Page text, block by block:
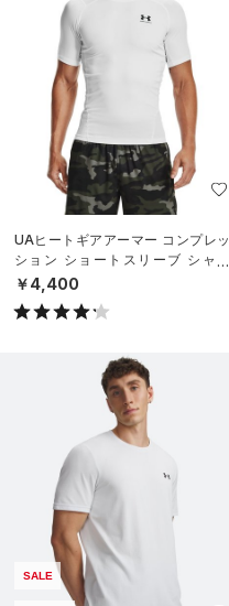
UAヒートギアアーマー コンプレッ
ション ショートスリーブ シャツ
（トレーニング/MEN）
￥4,400
SALE